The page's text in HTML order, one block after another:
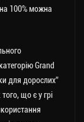
100% можна
Grand
для дорослих”
що є у грі